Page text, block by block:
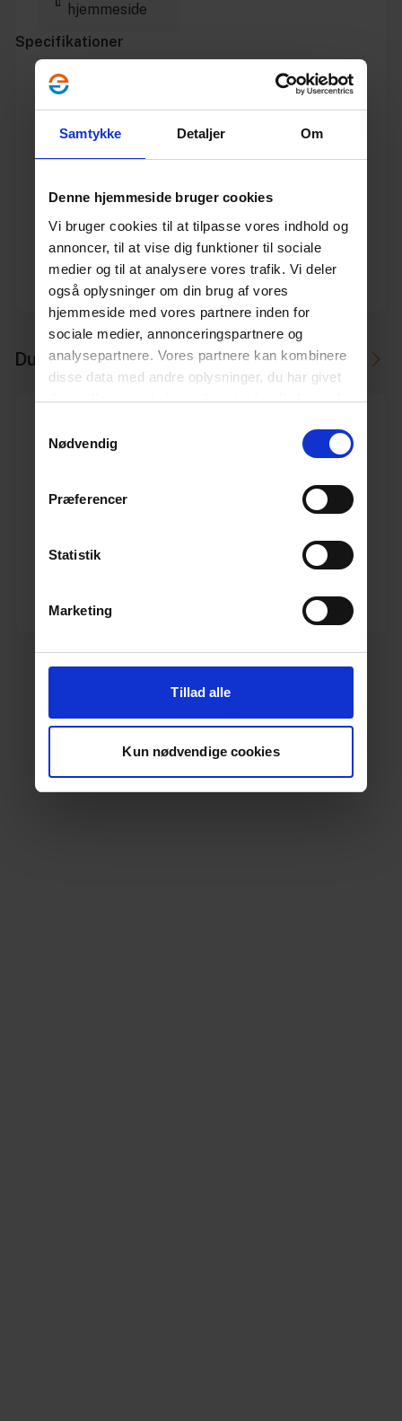
Samtykke Detaljer Om
Denne hjemmeside bruger cookies
Vi bruger cookies til at tilpasse vores indhold og
annoncer, til at vise dig funktioner til sociale
medier og til at analysere vores trafik. Vi deler
også oplysninger om din brug af vores
hjemmeside med vores partnere inden for
sociale medier, annonceringspartnere og
analysepartnere. Vores partnere kan kombinere
disse data med andre oplysninger, du har givet
dem, eller som de har indsamlet fra din brug af
Nødvendig
Præferencer
Statistik
Marketing
Tillad alle
Kun nødvendige cookies
hjemmeside
Specifikationer
Varenummer
Vægt
Længde
(m)
1000
Dimension 75
Du skal måske også bruge
75/75 45° HT-grenrør